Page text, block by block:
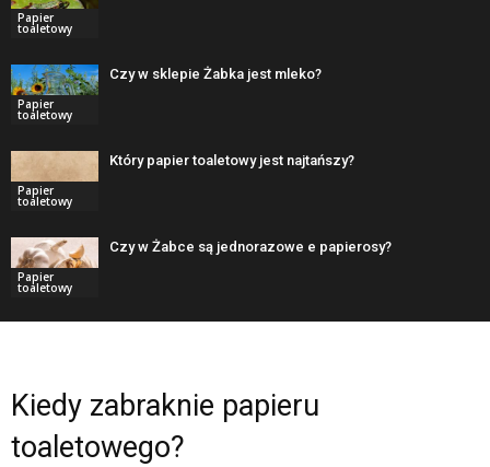
Papier
toaletowy
Papier
toaletowy
Czy w sklepie Żabka jest mleko?
Papier
toaletowy
Który papier toaletowy jest najtańszy?
Papier
toaletowy
Czy w Żabce są jednorazowe e papierosy?
Kiedy zabraknie papieru
toaletowego?